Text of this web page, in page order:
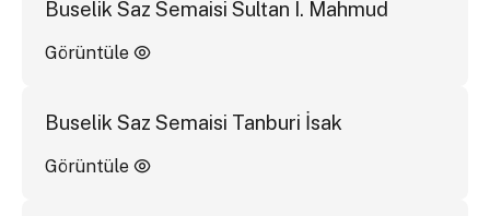
Buselik Saz Semaisi Sultan I. Mahmud
Görüntüle
Buselik Saz Semaisi Tanburi İsak
Görüntüle